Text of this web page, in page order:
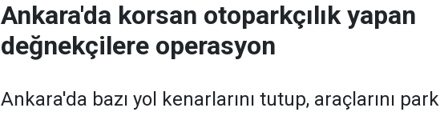
Ankara'da korsan otoparkçılık yapan
değnekçilere operasyon
Ankara'da bazı yol kenarlarını tutup, araçlarını park